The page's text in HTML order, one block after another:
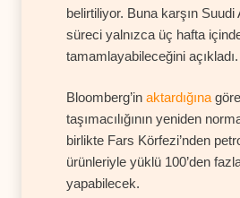
belirtiliyor. Buna karşın Suudi
süreci yalnızca üç hafta
tamamlayabileceğini açıkladı.
Bloomberg’in aktardığına
taşımacılığının yeniden
birlikte Fars Körfezi’nden
ürünleriyle yüklü 100’den
yapabilecek.